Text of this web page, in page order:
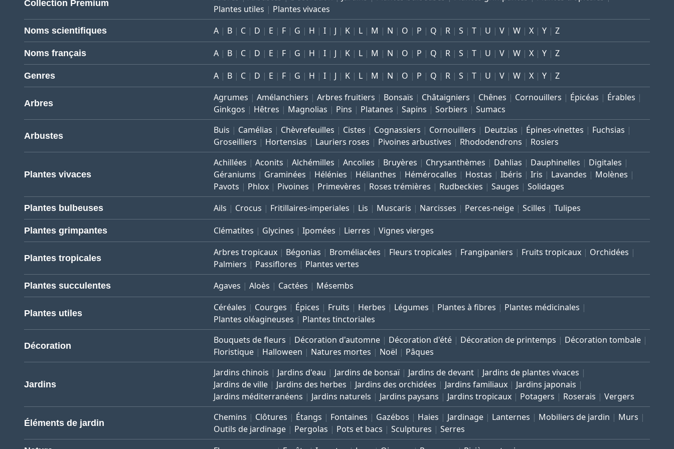
Collection Premium
Plantes utiles
Plantes vivaces
Noms scientifiques A B C D E F G H I J K L M N O P Q R S T U V W X Y Z
Noms français A B C D E F G H I J K L M N O P Q R S T U V W X Y Z
Genres A B C D E F G H I J K L M N O P Q R S T U V W X Y Z
Arbres
Agrumes Amélanchiers Arbres fruitiers Bonsaïs Châtaigniers Chênes Cornouillers Épicéas
Érables
Ginkgos
Hêtres Magnolias Pins Platanes Sapins Sorbiers Sumacs
Arbustes
Buis Camélias Chèvrefeuilles Cistes Cognassiers Cornouillers Deutzias Épines-vinettes
Fuchsias
Groseilliers
Hortensias Lauriers roses Pivoines arbustives Rhododendrons Rosiers
Plantes vivaces
Achillées Aconits Alchémilles Ancolies Bruyères Chrysanthèmes Dahlias Dauphinelles
Digitales
Géraniums
Graminées Hélénies Hélianthes Hémérocalles Hostas Ibéris Iris Lavandes
Molènes
Pavots
Phlox Pivoines Primevères Roses trémières Rudbeckies Sauges Solidages
Plantes bulbeuses Ails Crocus Fritillaires-imperiales Lis Muscaris Narcisses Perces-neige Scilles Tulipes
Plantes grimpantes Clématites Glycines Ipomées Lierres Vignes vierges
Plantes tropicales
Arbres tropicaux Bégonias Broméliacées Fleurs tropicales Frangipaniers Fruits tropicaux
Orchidées
Palmiers
Passiflores Plantes vertes
Plantes succulentes Agaves Aloès Cactées Mésembs
Plantes utiles
Céréales Courges Épices Fruits Herbes Légumes Plantes à fibres
Plantes médicinales
Plantes oléagineuses
Plantes tinctoriales
Décoration
Bouquets de fleurs Décoration d'automne Décoration d'été Décoration de printemps
Décoration tombale
Floristique
Halloween Natures mortes Noël Pâques
Jardins
Jardins chinois Jardins d'eau Jardins de bonsaï Jardins de devant
Jardins de plantes vivaces
Jardins de ville
Jardins des herbes Jardins des orchidées Jardins familiaux
Jardins japonais
Jardins méditerranéens
Jardins naturels Jardins paysans Jardins tropicaux Potagers Roserais Vergers
Éléments de jardin
Chemins Clôtures Étangs Fontaines Gazébos Haies Jardinage Lanternes Mobiliers de jardin
Murs
Outils de jardinage
Pergolas Pots et bacs Sculptures Serres